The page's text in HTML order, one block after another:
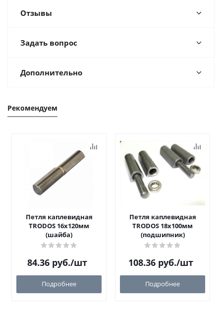
Отзывы
Задать вопрос
Дополнительно
Рекомендуем
Петля каплевидная
TRODOS 16х120мм
(шайба)
84.36 руб./шт
Подробнее
Петля каплевидная
TRODOS 18х100мм
(подшипник)
108.36 руб./шт
Подробнее